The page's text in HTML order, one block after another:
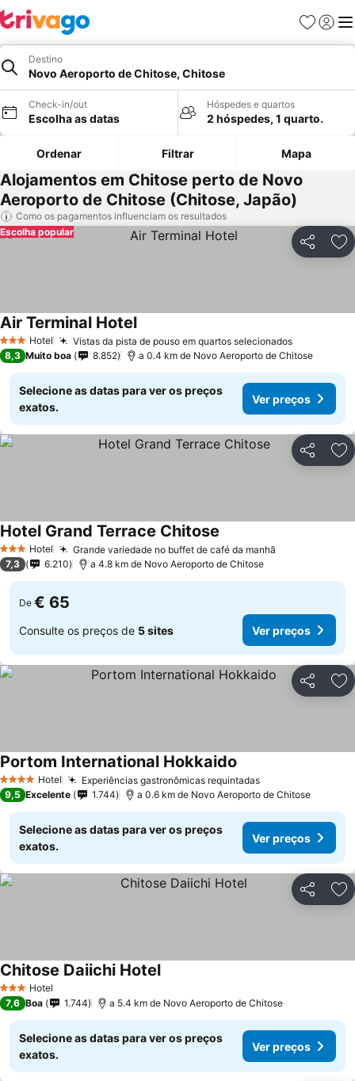
Favoritos
Iniciar
Destino
Novo Aeroporto de Chitose, Chitose
Check-in/out
Escolha as datas
Hóspedes e quartos
2 hóspedes, 1 quarto.
Ordenar Filtrar Mapa
Alojamentos em Chitose perto de Novo
Aeroporto de Chitose (Chitose, Japão)
Como os pagamentos influenciam os resultados
Partilhar
Escolha popular
3 EstrelasHotel Vistas da pista de pouso em quartos selecionados
Air Terminal Hotel
8,3 Muito boa 8.852 a 0.4 km de Novo Aeroporto de Chitose
Selecione as datas para ver os preços
exatos.
Ver preços
Partilhar
3 EstrelasHotel Grande variedade no buffet de café da manhã
Hotel Grand Terrace Chitose
7,3 6.210 a 4.8 km de Novo Aeroporto de Chitose
De € 65
Consulte os preços de 5 sites Ver preços
Partilhar
4 EstrelasHotel Experiências gastronômicas requintadas
Portom International Hokkaido
9,5 Excelente 1.744 a 0.6 km de Novo Aeroporto de Chitose
Selecione as datas para ver os preços
exatos.
Ver preços
Partilhar
3 EstrelasHotel
Chitose Daiichi Hotel
7,6 Boa 1.744 a 5.4 km de Novo Aeroporto de Chitose
Selecione as datas para ver os preços
exatos.
Ver preços